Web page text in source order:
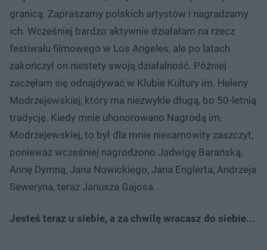
granicą. Zapraszamy polskich artystów i nagradzamy
ich. Wcześniej bardzo aktywnie działałam na rzecz
festiwalu filmowego w Los Angeles, ale po latach
zakończył on niestety swoją działalność. Później
zaczęłam się odnajdywać w Klubie Kultury im. Heleny
Modrzejewskiej, który ma niezwykle długą, bo 50-letnią
tradycję. Kiedy mnie uhonorowano Nagrodą im.
Modrzejewskiej, to był dla mnie niesamowity zaszczyt,
ponieważ wcześniej nagrodzono Jadwigę Barańską,
Annę Dymną, Jana Nowickiego, Jana Englerta, Andrzeja
Seweryna, teraz Janusza Gajosa.
Jesteś teraz u siebie, a za chwilę wracasz do siebie...